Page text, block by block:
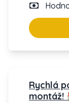
Rychlá
montáž!